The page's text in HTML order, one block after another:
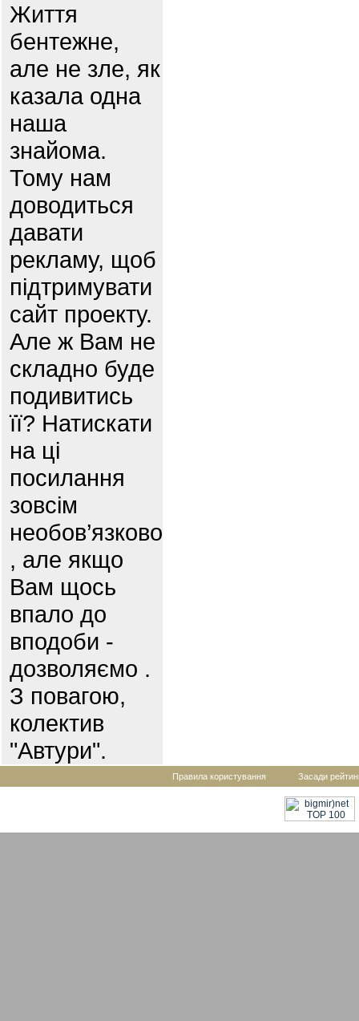
Життя
бентежне,
але не зле, як
казала одна
наша
знайома.
Тому нам
доводиться
давати
рекламу, щоб
підтримувати
сайт проекту.
Але ж Вам не
складно буде
подивитись
її? Натискати
на ці
посилання
зовсім
необов’язково
, але якщо
Вам щось
впало до
вподоби -
дозволяємо .
З повагою,
колектив
"Автури".
Правила користування Засади